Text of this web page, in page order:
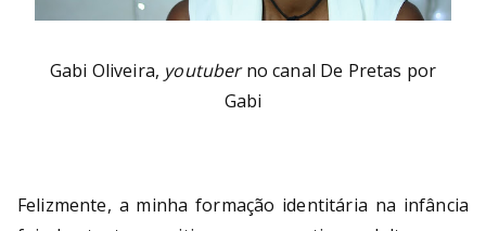
Gabi Oliveira, youtuberno canal De Pretas por
Gabi
Felizmente, a minha formação identitária na infância